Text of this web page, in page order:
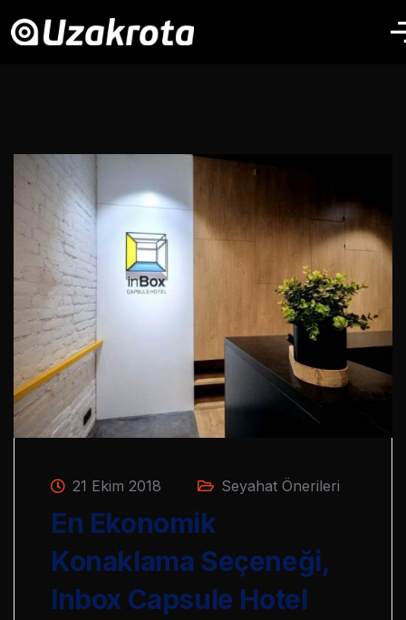
21 Ekim 2018 Seyahat Önerileri
En Ekonomik
Konaklama Seçeneği,
Inbox Capsule Hotel